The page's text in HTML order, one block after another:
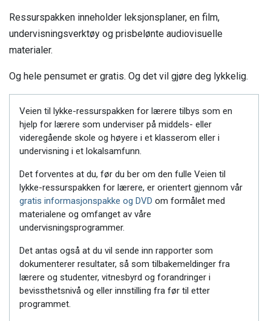
Ressurspakken inneholder leksjonsplaner, en film,
undervisningsverktøy og prisbelønte audiovisuelle
materialer.
Og hele pensumet er gratis. Og det vil gjøre deg lykkelig.
Veien til lykke-ressurspakken for lærere tilbys som en
hjelp for lærere som underviser på middels- eller
videregående skole og høyere i et klasserom eller i
undervisning i et lokalsamfunn.
Det forventes at du, før du ber om den fulle Veien til
lykke-ressurspakken for lærere, er orientert gjennom vår
gratis informasjonspakke og DVD om formålet med
materialene og omfanget av våre
undervisningsprogrammer.
Det antas også at du vil sende inn rapporter som
dokumenterer resultater, så som tilbakemeldinger fra
lærere og studenter, vitnesbyrd og forandringer i
bevissthetsnivå og eller innstilling fra før til etter
programmet.